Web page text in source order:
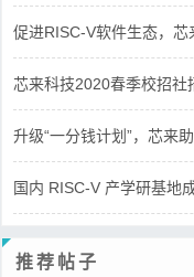
促进RISC-V软件生态，
芯来科技2020春季校招社
升级“一分钱计划”，芯来
国内 RISC-V 产学研基地
推荐帖子